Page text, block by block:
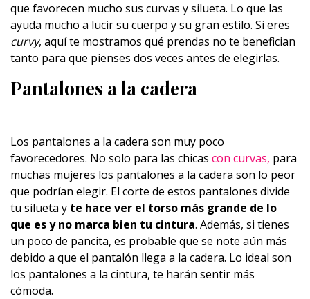
que favorecen mucho sus curvas y silueta. Lo que las
ayuda mucho a lucir su cuerpo y su gran estilo. Si eres
curvy, aquí te mostramos qué prendas no te benefician
tanto para que pienses dos veces antes de elegirlas.
Pantalones a la cadera
Los pantalones a la cadera son muy poco
favorecedores. No solo para las chicas con curvas, para
muchas mujeres los pantalones a la cadera son lo peor
que podrían elegir. El corte de estos pantalones divide
tu silueta y te hace ver el torso más grande de lo
que es y no marca bien tu cintura. Además, si tienes
un poco de pancita, es probable que se note aún más
debido a que el pantalón llega a la cadera. Lo ideal son
los pantalones a la cintura, te harán sentir más
cómoda.